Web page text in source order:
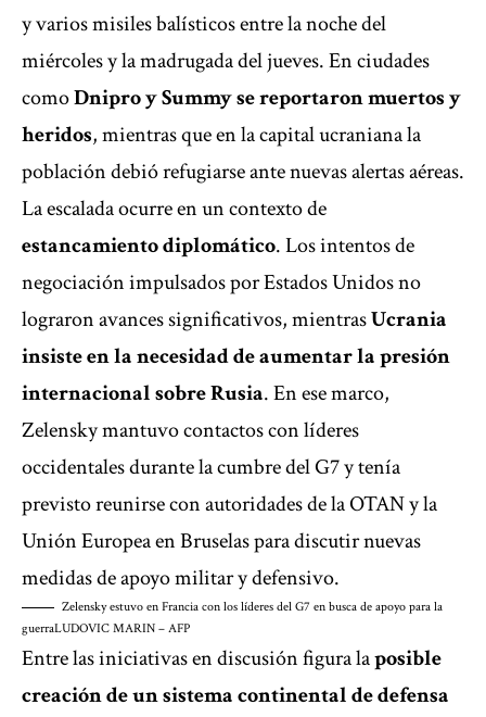
y varios misiles balísticos entre la noche del
miércoles y la madrugada del jueves. En ciudades
comoDnipro y Summy se reportaron muertos y
heridos, mientras que en la capital ucraniana la
población debió refugiarse ante nuevas alertas aéreas.
La escalada ocurre en un contexto de
estancamiento diplomático. Los intentos de
negociación impulsados por Estados Unidos no
lograron avances significativos, mientrasUcrania
insiste en la necesidad de aumentar la presión
internacional sobre Rusia. En ese marco,
Zelensky mantuvo contactos con líderes
occidentales durante la cumbre del G7 y tenía
previsto reunirse con autoridades de la OTAN y la
Unión Europea en Bruselas para discutir nuevas
medidas de apoyo militar y defensivo.
Zelensky estuvo en Francia con los líderes del G7 en busca de apoyo para la
guerraLUDOVIC MARIN – AFP
Entre las iniciativas en discusión figura laposible
creación de un sistema continental de defensa